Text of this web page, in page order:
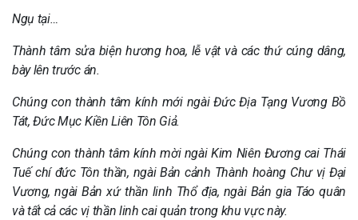
Ngụ tại…
Thành tâm sửa biện hương hoa, lễ vật và các thứ cúng dâng,
bày lên trước án.
Chúng con thành tâm kính mới ngài Đức Địa Tạng Vương Bồ
Tát, Đức Mục Kiền Liên Tôn Giả.
Chúng con thành tâm kính mời ngài Kim Niên Đương cai Thái
Tuế chí đức Tôn thần, ngài Bản cảnh Thành hoàng Chư vị Đại
Vương, ngài Bản xứ thần linh Thổ địa, ngài Bản gia Táo quân
và tất cả các vị thần linh cai quản trong khu vực này.